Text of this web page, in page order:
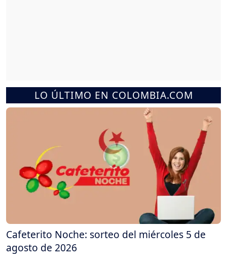
LO ÚLTIMO EN COLOMBIA.COM
Cafeterito Noche: sorteo del miércoles 5 de
agosto de 2026